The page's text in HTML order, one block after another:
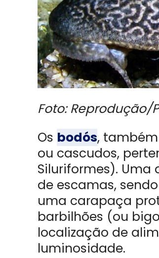
Foto: Reprodução/
Os bodós,
ou cascudos,
Siluriformes).
de escamas,
uma carapaça
barbilhões (ou
localização de
luminosidade.